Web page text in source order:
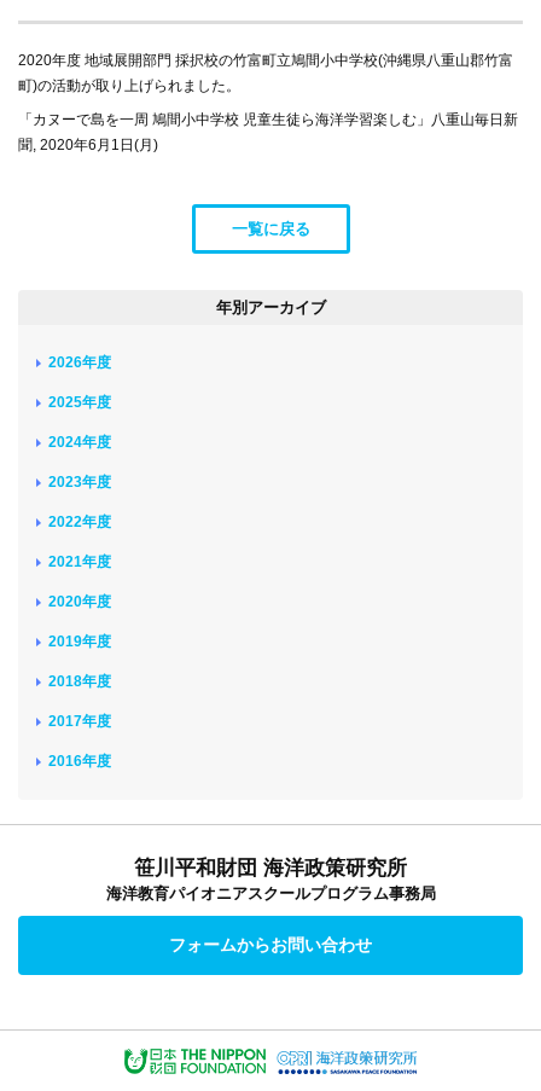
2020年度 地域展開部門 採択校の竹富町立鳩間小中学校(沖縄県八重山郡竹富
町)の活動が取り上げられました。
「カヌーで島を一周 鳩間小中学校 児童生徒ら海洋学習楽しむ」八重山毎日新
聞, 2020年6月1日(月)
一覧に戻る
年別アーカイブ
2026年度
2025年度
2024年度
2023年度
2022年度
2021年度
2020年度
2019年度
2018年度
2017年度
2016年度
笹川平和財団 海洋政策研究所
海洋教育パイオニアスクールプログラム事務局
フォームからお問い合わせ